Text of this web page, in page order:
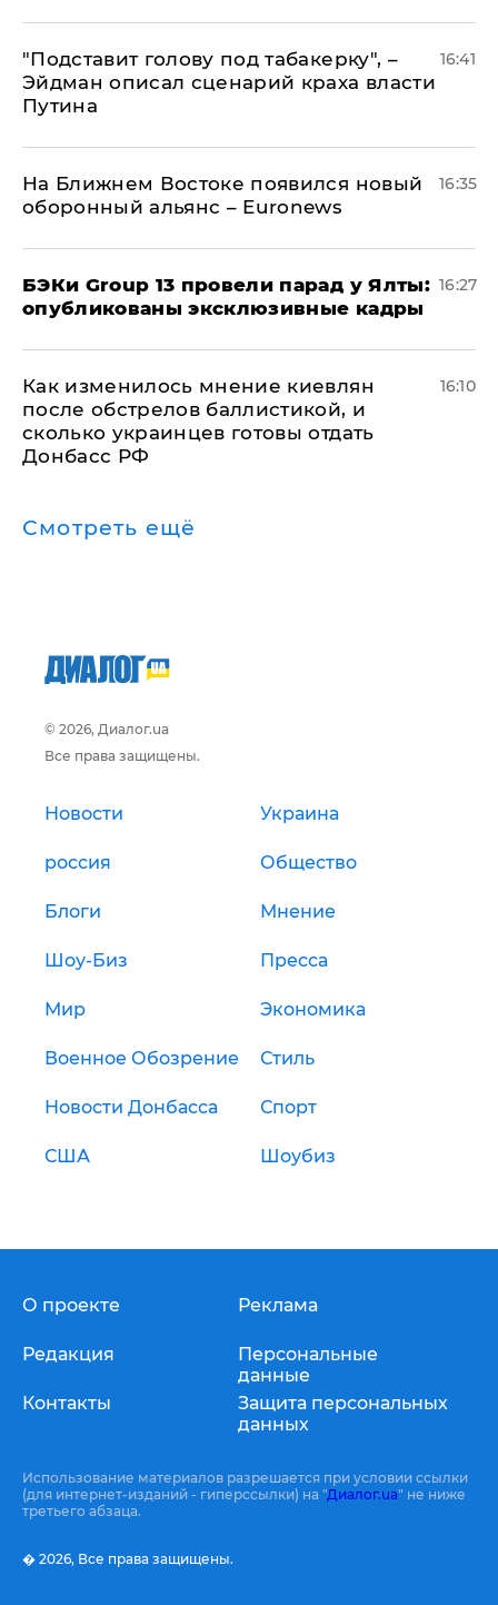
​"Подставит голову под табакерку", –
Эйдман описал сценарий краха власти
Путина
16:41
На Ближнем Востоке появился новый
оборонный альянс – Euronews
16:35
​БЭКи Group 13 провели парад у Ялты:
опубликованы эксклюзивные кадры
16:27
Как изменилось мнение киевлян
после обстрелов баллистикой, и
сколько украинцев готовы отдать
Донбасс РФ
16:10
Смотреть ещё
© 2026, Диалог.ua
Все права защищены.
Новости Украина
россия Общество
Блоги Мнение
Шоу-Биз Пресса
Мир Экономика
Военное Обозрение Стиль
Новости Донбасса Спорт
США Шоубиз
О проекте
Редакция
Контакты
Реклама
Персональные
данные
Защита персональных
данных
Использование материалов разрешается при условии ссылки
(для интернет-изданий - гиперссылки) на "Диалог.ua" не ниже
третьего абзаца.
� 2026, Все права защищены.